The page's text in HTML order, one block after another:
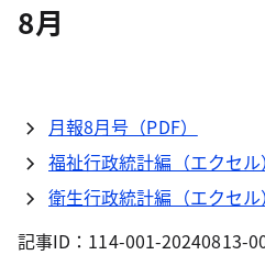
8月
月報8月号（PDF）
福祉行政統計編（エクセル
衛生行政統計編（エクセル
記事ID：114-001-20240813-